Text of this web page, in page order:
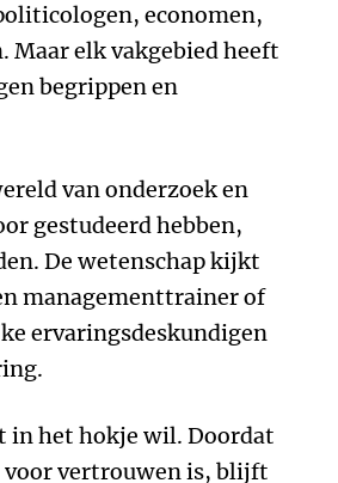
economen,
Maar elk vakgebied heeft
begrippen en
van onderzoek en
gestudeerd hebben,
De wetenschap kijkt
managementtrainer of
ervaringsdeskundigen
in het hokje wil. Doordat
voor vertrouwen is, blijft